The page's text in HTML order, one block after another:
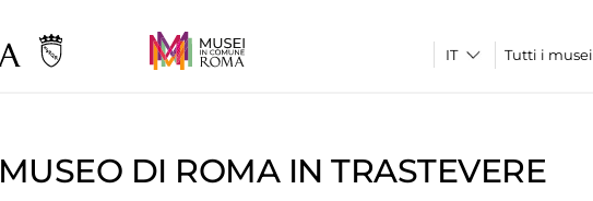
Tutti i musei
MUSEO DI ROMA IN TRASTEVERE